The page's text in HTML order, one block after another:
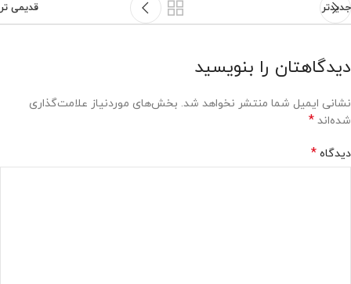
جدیدتر قدیمی تر
دیدگاهتان را بنویسید
نشانی ایمیل شما منتشر نخواهد شد. بخش‌های موردنیاز علامت‌گذاری
شده‌اند *
دیدگاه *